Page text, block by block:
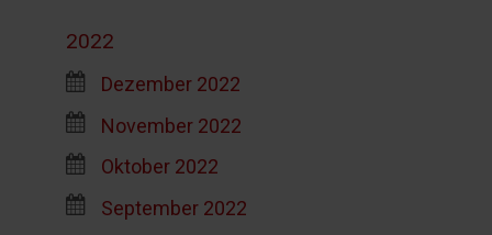
2022
Dezember 2022
November 2022
Oktober 2022
September 2022